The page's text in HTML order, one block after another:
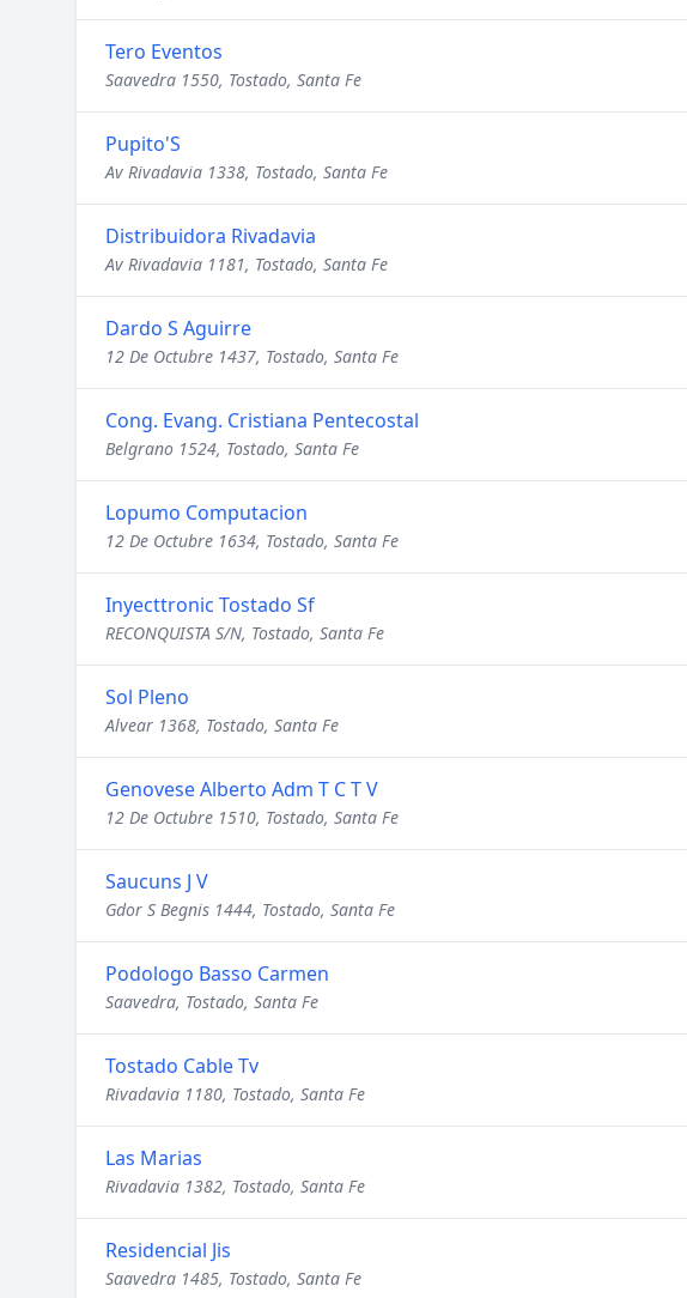
Tero Eventos
Saavedra 1550, Tostado, Santa Fe
Pupito'S
Av Rivadavia 1338, Tostado, Santa Fe
Distribuidora Rivadavia
Av Rivadavia 1181, Tostado, Santa Fe
Dardo S Aguirre
12 De Octubre 1437, Tostado, Santa Fe
Cong. Evang. Cristiana Pentecostal
Belgrano 1524, Tostado, Santa Fe
Lopumo Computacion
12 De Octubre 1634, Tostado, Santa Fe
Inyecttronic Tostado Sf
RECONQUISTA S/N, Tostado, Santa Fe
Sol Pleno
Alvear 1368, Tostado, Santa Fe
Genovese Alberto Adm T C T V
12 De Octubre 1510, Tostado, Santa Fe
Saucuns J V
Gdor S Begnis 1444, Tostado, Santa Fe
Podologo Basso Carmen
Saavedra, Tostado, Santa Fe
Tostado Cable Tv
Rivadavia 1180, Tostado, Santa Fe
Las Marias
Rivadavia 1382, Tostado, Santa Fe
Residencial Jis
Saavedra 1485, Tostado, Santa Fe